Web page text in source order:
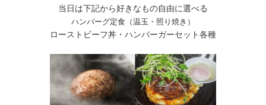
当日は下記から好きなもの自由に選べる
ハンバーグ定食（温玉・照り焼き）
ローストビーフ丼・ハンバーガーセット各種